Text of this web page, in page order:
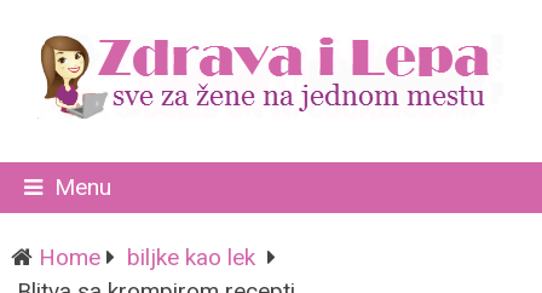
Menu
Home
biljke kao lek